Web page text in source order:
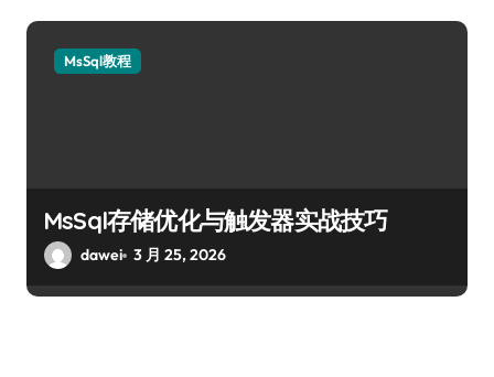
MsSql教程
MsSql存储优化与触发器实战技巧
dawei 3 月 25, 2026